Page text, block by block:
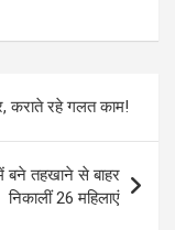
कराते रहे गलत काम!
तहखाने से बाहर
निकालीं 26 मह‍िलाएं